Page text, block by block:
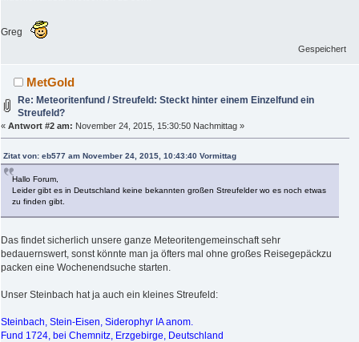
Greg
Gespeichert
MetGold
Re: Meteoritenfund / Streufeld: Steckt hinter einem Einzelfund ein
Streufeld?
« Antwort #2 am: November 24, 2015, 15:30:50 Nachmittag »
Zitat von: eb577 am November 24, 2015, 10:43:40 Vormittag
Hallo Forum,
Leider gibt es in Deutschland keine bekannten großen Streufelder wo es noch etwas
zu finden gibt.
Das findet sicherlich unsere ganze Meteoritengemeinschaft sehr
bedauernswert, sonst könnte man ja öfters mal ohne großes Reisegepäckzu
packen eine Wochenendsuche starten.
Unser Steinbach hat ja auch ein kleines Streufeld:
Steinbach, Stein-Eisen, Siderophyr IA anom.
Fund 1724, bei Chemnitz, Erzgebirge, Deutschland